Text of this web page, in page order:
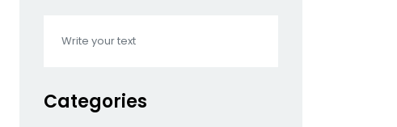
Categories